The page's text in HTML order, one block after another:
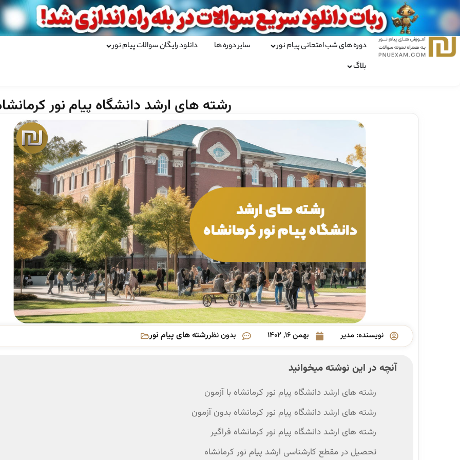
دوره های شب امتحانی پیام نور سایر دوره ها
دانلود رایگان سوالات پیام نور
بلاگ
رشته های ارشد دانشگاه پیام نور
نویسنده: مدیر بهمن ۱۶, ۱۴۰۲ بدون نظررشته های پیام نور
آنچه در این نوشته میخوانید
رشته های ارشد دانشگاه پیام نور کرمانشاه با آزمون
رشته های ارشد دانشگاه پیام نور کرمانشاه بدون آزمون
رشته های ارشد دانشگاه پیام نور کرمانشاه فراگیر
تحصیل در مقطع کارشناسی ارشد پیام نور کرمانشاه